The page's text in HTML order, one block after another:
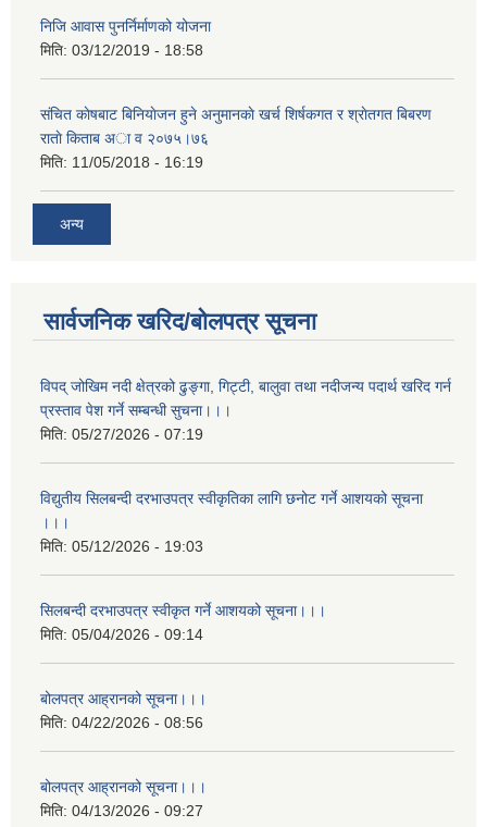
निजि आवास पुनर्निर्माणको योजना
मिति: 03/12/2019 - 18:58
संचित काेषबाट बिनियाेजन हुने अनुमानकाे खर्च शिर्षकगत र श्राेतगत बिबरण
राताे किताब अा‍ व २‍०७५।७६
मिति: 11/05/2018 - 16:19
अन्य
सार्वजनिक खरिद/बोलपत्र सूचना
विपद् जोखिम नदी क्षेत्रको ढुङ्गा, गिट्टी, बालुवा तथा नदीजन्य पदार्थ खरिद गर्न
प्रस्ताव पेश गर्ने सम्बन्धी सुचना।।।
मिति: 05/27/2026 - 07:19
विद्युतीय सिलबन्दी दरभाउपत्र स्वीकृतिका लागि छनोट गर्ने आशयको सूचना
।।।
मिति: 05/12/2026 - 19:03
सिलबन्दी दरभाउपत्र स्वीकृत गर्ने आशयको सूचना।।।
मिति: 05/04/2026 - 09:14
बोलपत्र आह्रानको सूचना।।।
मिति: 04/22/2026 - 08:56
बोलपत्र आह्रानको सूचना।।।
मिति: 04/13/2026 - 09:27